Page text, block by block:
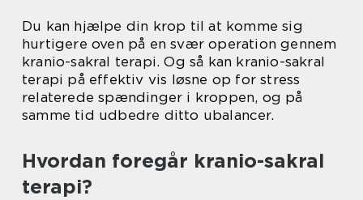
Du kan hjælpe din krop til at komme sig
hurtigere oven på en svær operation gennem
kranio-sakral terapi. Og så kan kranio-sakral
terapi på effektiv vis løsne op for stress
relaterede spændinger i kroppen, og på
samme tid udbedre ditto ubalancer.
Hvordan foregår kranio-sakral
terapi?